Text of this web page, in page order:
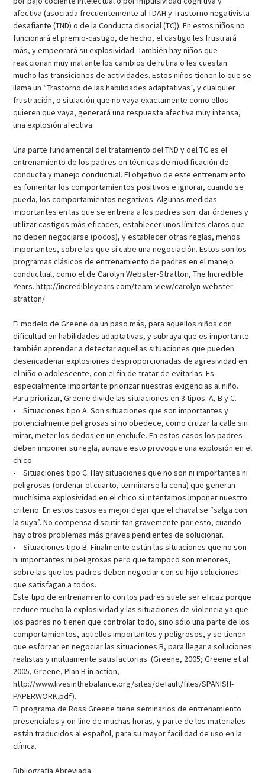
afectiva (asociada frecuentemente al TDAH y Trastorno negativista
desafiante (TND) o de la Conducta disocial (TC)). En estos niños no
funcionará el premio-castigo, de hecho, el castigo les frustrará
más, y empeorará su explosividad. También hay niños que
reaccionan muy mal ante los cambios de rutina o les cuestan
mucho las transiciones de actividades. Estos niños tienen lo que se
llama un “Trastorno de las habilidades adaptativas”, y cualquier
frustración, o situación que no vaya exactamente como ellos
quieren que vaya, generará una respuesta afectiva muy intensa,
una explosión afectiva.
Una parte fundamental del tratamiento del TND y del TC es el
entrenamiento de los padres en técnicas de modificación de
conducta y manejo conductual. El objetivo de este entrenamiento
es fomentar los comportamientos positivos e ignorar, cuando se
pueda, los comportamientos negativos. Algunas medidas
importantes en las que se entrena a los padres son: dar órdenes y
utilizar castigos más eficaces, establecer unos límites claros que
no deben negociarse (pocos), y establecer otras reglas, menos
importantes, sobre las que sí cabe una negociación. Estos son los
programas clásicos de entrenamiento de padres en el manejo
conductual, como el de Carolyn Webster-Stratton, The Incredible
Years. http://incredibleyears.com/team-view/carolyn-webster-
stratton/
El modelo de Greene da un paso más, para aquellos niños con
dificultad en habilidades adaptativas, y subraya que es importante
también aprender a detectar aquellas situaciones que pueden
desencadenar explosiones desproporcionadas de agresividad en
el niño o adolescente, con el fin de tratar de evitarlas. Es
especialmente importante priorizar nuestras exigencias al niño.
Para priorizar, Greene divide las situaciones en 3 tipos: A, B y C.
• Situaciones tipo A. Son situaciones que son importantes y
potencialmente peligrosas si no obedece, como cruzar la calle sin
mirar, meter los dedos en un enchufe. En estos casos los padres
deben imponer su regla, aunque esto provoque una explosión en el
chico.
• Situaciones tipo C. Hay situaciones que no son ni importantes ni
peligrosas (ordenar el cuarto, terminarse la cena) que generan
muchísima explosividad en el chico si intentamos imponer nuestro
criterio. En estos casos es mejor dejar que el chaval se “salga con
la suya”. No compensa discutir tan gravemente por esto, cuando
hay otros problemas más graves pendientes de solucionar.
• Situaciones tipo B. Finalmente están las situaciones que no son
ni importantes ni peligrosas pero que tampoco son menores,
sobre las que los padres deben negociar con su hijo soluciones
que satisfagan a todos.
Este tipo de entrenamiento con los padres suele ser eficaz porque
reduce mucho la explosividad y las situaciones de violencia ya que
los padres no tienen que controlar todo, sino sólo una parte de los
comportamientos, aquellos importantes y peligrosos, y se tienen
que esforzar en negociar las situaciones B, para llegar a soluciones
realistas y mutuamente satisfactorias (Greene, 2005; Greene et al
2005, Greene, Plan B in action,
http://www.livesinthebalance.org/sites/default/files/SPANISH-
PAPERWORK.pdf).
El programa de Ross Greene tiene seminarios de entrenamiento
presenciales y on-line de muchas horas, y parte de los materiales
están traducidos al español, para su mayor facilidad de uso en la
clínica.
Bibliografía Abreviada